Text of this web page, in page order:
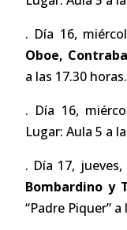
. Día 16,
Oboe,
a las 17.30 horas.
. Día 16,
Lugar: Aula 5 a
. Día 17, jueves,
Bombardino y
“Padre Piquer”